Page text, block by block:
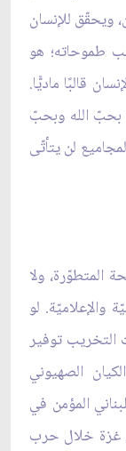
ويحقّق للإنسان
طموحاته؛ هو
قالبًا ماديًّا.
بحبّ الله وبحبّ
لن يتأتّى
المتطوّرة، ولا
والإعلاميّة. لو
التخريب توفير
الصهيوني
المؤمن في
في غزة خلال حرب